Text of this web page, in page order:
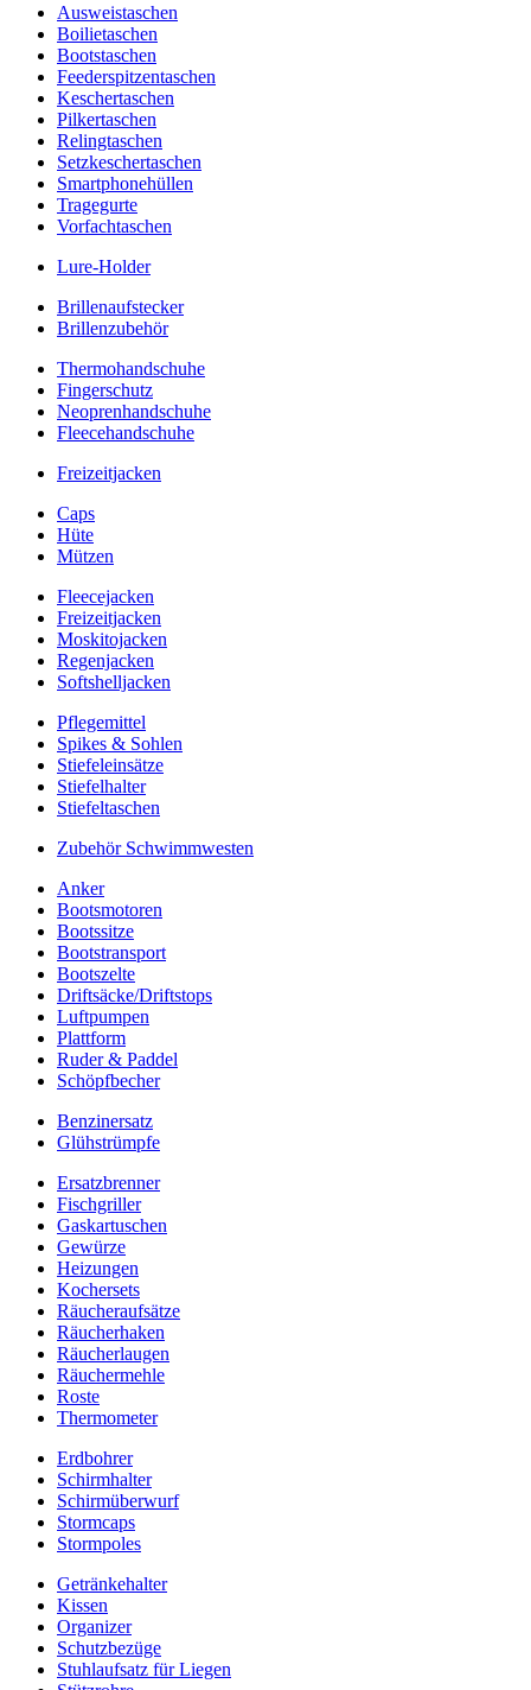
Ausweistaschen
Boilietaschen
Bootstaschen
Feederspitzentaschen
Keschertaschen
Pilkertaschen
Relingtaschen
Setzkeschertaschen
Smartphonehüllen
Tragegurte
Vorfachtaschen
Lure-Holder
Brillenaufstecker
Brillenzubehör
Thermohandschuhe
Fingerschutz
Neoprenhandschuhe
Fleecehandschuhe
Freizeitjacken
Caps
Hüte
Mützen
Fleecejacken
Freizeitjacken
Moskitojacken
Regenjacken
Softshelljacken
Pflegemittel
Spikes & Sohlen
Stiefeleinsätze
Stiefelhalter
Stiefeltaschen
Zubehör Schwimmwesten
Anker
Bootsmotoren
Bootssitze
Bootstransport
Bootszelte
Driftsäcke/Driftstops
Luftpumpen
Plattform
Ruder & Paddel
Schöpfbecher
Benzinersatz
Glühstrümpfe
Ersatzbrenner
Fischgriller
Gaskartuschen
Gewürze
Heizungen
Kochersets
Räucheraufsätze
Räucherhaken
Räucherlaugen
Räuchermehle
Roste
Thermometer
Erdbohrer
Schirmhalter
Schirmüberwurf
Stormcaps
Stormpoles
Getränkehalter
Kissen
Organizer
Schutzbezüge
Stuhlaufsatz für Liegen